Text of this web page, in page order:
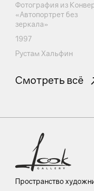
Фотография из
«Автопортрет без
зеркала»
1997
Рустам Хальфин
Смотреть всё
Пространство